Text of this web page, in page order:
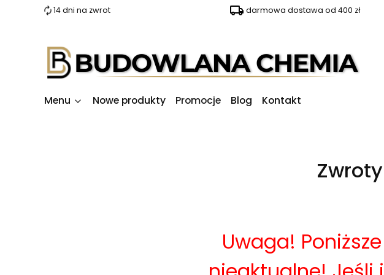
14 dni na zwrot darmowa dostawa od 400 zł
Menu Nowe produkty Promocje Blog Kontakt
Uwaga!